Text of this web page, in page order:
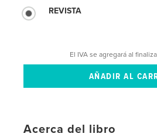
REVISTA
El IVA se agregará al
Acerca del libro